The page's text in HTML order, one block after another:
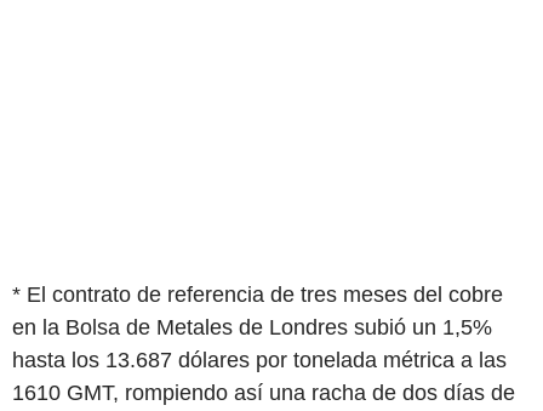
* El contrato de referencia de tres meses del cobre
en la Bolsa de Metales de Londres subió un 1,5%
hasta los 13.687 dólares por tonelada métrica a las
1610 GMT, rompiendo así una racha de dos días de